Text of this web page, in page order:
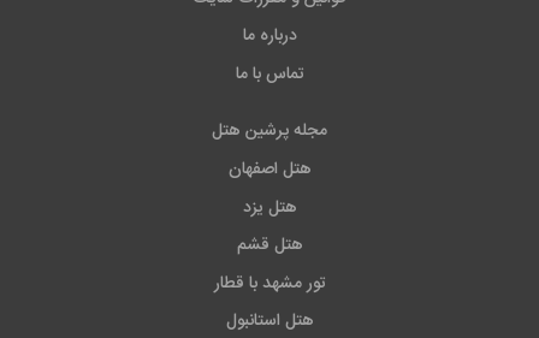
درباره ما
تماس با ما
مجله پرشین هتل
هتل اصفهان
هتل یزد
هتل قشم
تور مشهد با قطار
هتل استانبول